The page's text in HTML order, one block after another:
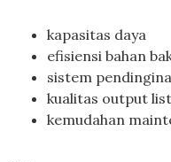
kapasitas daya
efisiensi bahan
sistem
kualitas output
kemudahan